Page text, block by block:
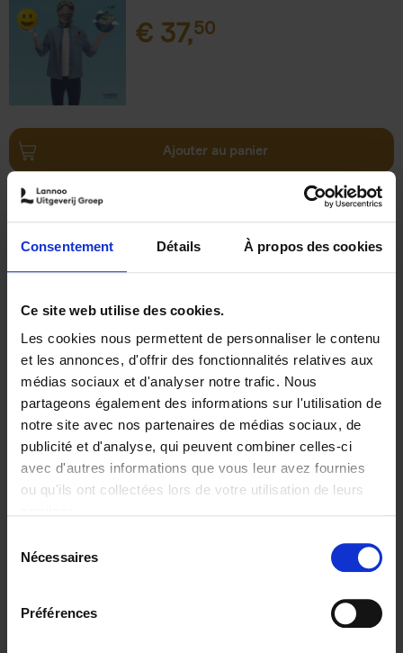
Consentement Détails À propos des cookies
Ce site web utilise des cookies.
Les cookies nous permettent de personnaliser le contenu
et les annonces, d'offrir des fonctionnalités relatives aux
médias sociaux et d'analyser notre trafic. Nous
partageons également des informations sur l'utilisation de
notre site avec nos partenaires de médias sociaux, de
publicité et d'analyse, qui peuvent combiner celles-ci
avec d'autres informations que vous leur avez fournies
ou qu'ils ont collectées lors de votre utilisation de leurs
Nécessaires
Préférences
€ 37,50
Ajouter au panier
Ajouter au panier
Trends in the Transformation
Economy